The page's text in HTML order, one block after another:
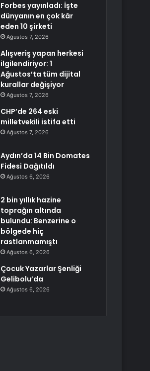
Forbes yayınladı: İşte
dünyanın en çok kâr
eden 10 şirketi
Ağustos 7, 2026
Alışveriş yapan herkesi
ilgilendiriyor: 1
Ağustos’ta tüm dijital
kurallar değişiyor
Ağustos 7, 2026
CHP’de 264 eski
milletvekili istifa etti
Ağustos 7, 2026
Aydın’da 14 Bin Domates
Fidesi Dağıtıldı
Ağustos 6, 2026
2 bin yıllık hazine
toprağın altında
bulundu: Benzerine o
bölgede hiç
rastlanmamıştı
Ağustos 6, 2026
Çocuk Yazarlar Şenliği
Gelibolu’da
Ağustos 6, 2026